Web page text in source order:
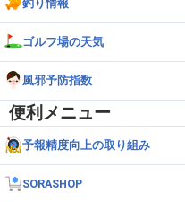
釣り情報
ゴルフ場の天気
風邪予防指数
便利メニュー
予報精度向上の取り組み
SORASHOP